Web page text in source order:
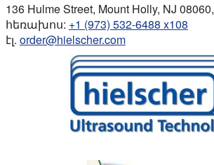
136 Hulme Street, Mount Holly, NJ
հեռախոս: +1 (973) 532-6488 x108
էլ. order@hielscher.com